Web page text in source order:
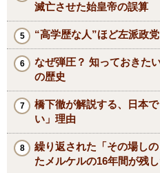
滅亡させた始皇帝の誤算
“高学歴な人”ほど左派政
なぜ弾圧？ 知っておきた
の歴史
橋下徹が解説する、日本
い」理由
繰り返された「その場し
たメルケルの16年間が残